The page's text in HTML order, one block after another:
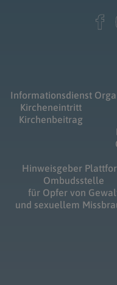
Informationsdienst
Kircheneintritt
Kirchenbeitrag
Hinweisgeber
Ombudsstelle
für Opfer von
und sexuellem